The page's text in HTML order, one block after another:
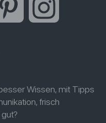
Wissen, mit Tipps
frisch